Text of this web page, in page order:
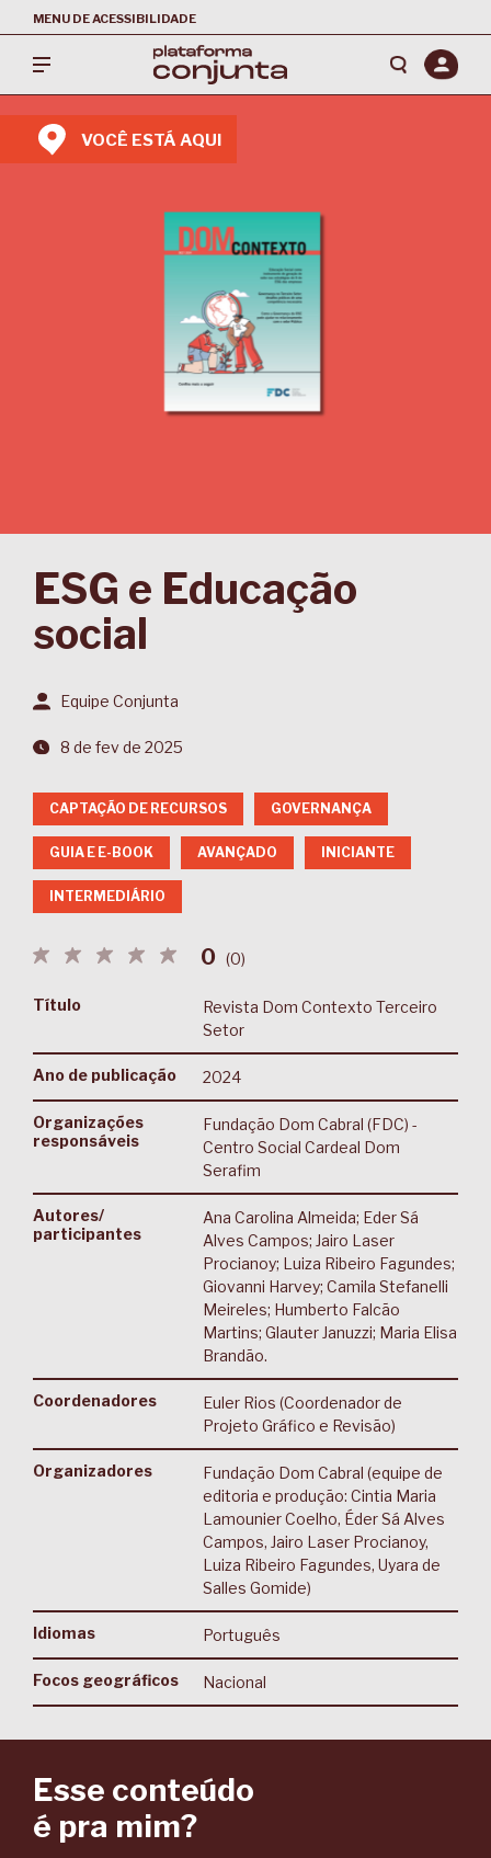
MENU DE ACESSIBILIDADE
VOCÊ ESTÁ AQUI
ESG e Educação
social
Equipe Conjunta
8 de fev de 2025
CAPTAÇÃO DE RECURSOS GOVERNANÇA
GUIA E E-BOOK AVANÇADO INICIANTE
INTERMEDIÁRIO
0 (0)
Título
Revista Dom Contexto Terceiro
Setor
Ano de publicação 2024
Organizações
responsáveis
Fundação Dom Cabral (FDC) -
Centro Social Cardeal Dom
Serafim
Autores/
participantes
Ana Carolina Almeida; Eder Sá
Alves Campos; Jairo Laser
Procianoy; Luiza Ribeiro Fagundes;
Giovanni Harvey; Camila Stefanelli
Meireles; Humberto Falcão
Martins; Glauter Januzzi; Maria Elisa
Brandão.
Coordenadores
Euler Rios (Coordenador de
Projeto Gráfico e Revisão)
Organizadores
Fundação Dom Cabral (equipe de
editoria e produção: Cintia Maria
Lamounier Coelho, Éder Sá Alves
Campos, Jairo Laser Procianoy,
Luiza Ribeiro Fagundes, Uyara de
Salles Gomide)​
Idiomas Português
Focos geográficos Nacional
Esse conteúdo
é pra mim?